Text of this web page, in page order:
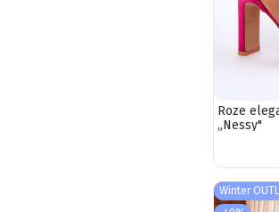
Roze
„Nessy"
Winter